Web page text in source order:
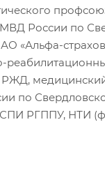
России по
«Альфа-
по
РГППУ, НТИ